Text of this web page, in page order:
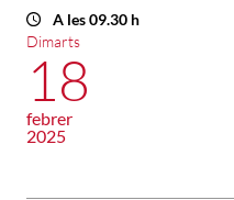
A les 09.30 h
Dimarts
18
febrer
2025